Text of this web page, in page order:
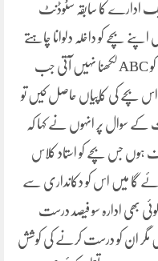
ادارے کا سابقہ سٹوڈنٹ
بچے کو داخلہ دلوانا چاہتے
تھے اس بچے کی عمر سات سال ہے اور اس کو ABCلکھنا نہیں آتی جب
بچے کی کاپیاں حاصل کیں تو
کے سوال پر انہوں نے کہا کہ
ہوں جس بچے کو استاد کلاس
گا میں اس کو دکانداری سے
بھی ادارہ سو فیصد درست
مگر ان کو درست کرنے کی کوشش